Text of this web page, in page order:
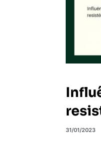
31/01/2023